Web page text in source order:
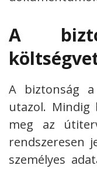
A
A biztonság
utazol. Mindig
meg az
rendszeresen
személyes